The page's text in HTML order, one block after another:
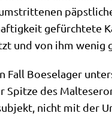
gefürch­te­te
und von ihm wenig
Fall Boe­se­la­ger
Spit­ze des
nicht mit der